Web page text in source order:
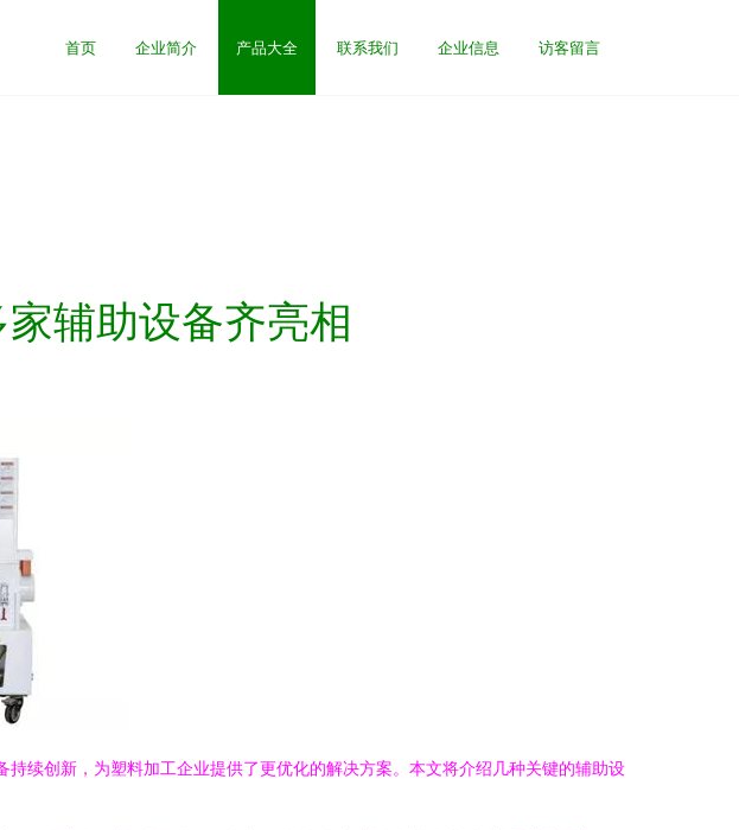
首页 企业简介 产品大全 联系我们 企业信息 访客留言
辅助设备齐亮相
续创新，为塑料加工企业提供了更优化的解决方案。本文将介绍几种关键的辅助设